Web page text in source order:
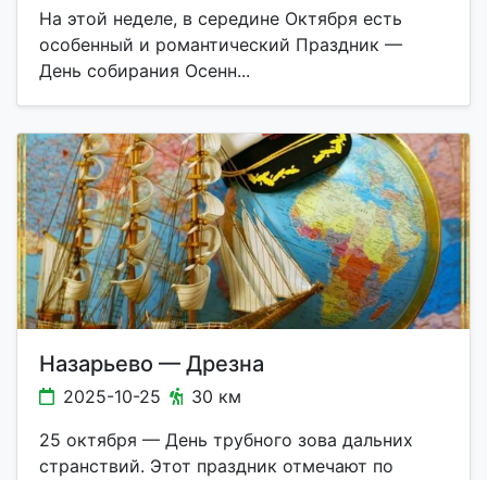
На этой неделе, в середине Октября есть
особенный и романтический Праздник —
День собирания Осенн...
Назарьево — Дрезна
2025-10-25
30 км
25 октября — День трубного зова дальних
странствий. Этот праздник отмечают по